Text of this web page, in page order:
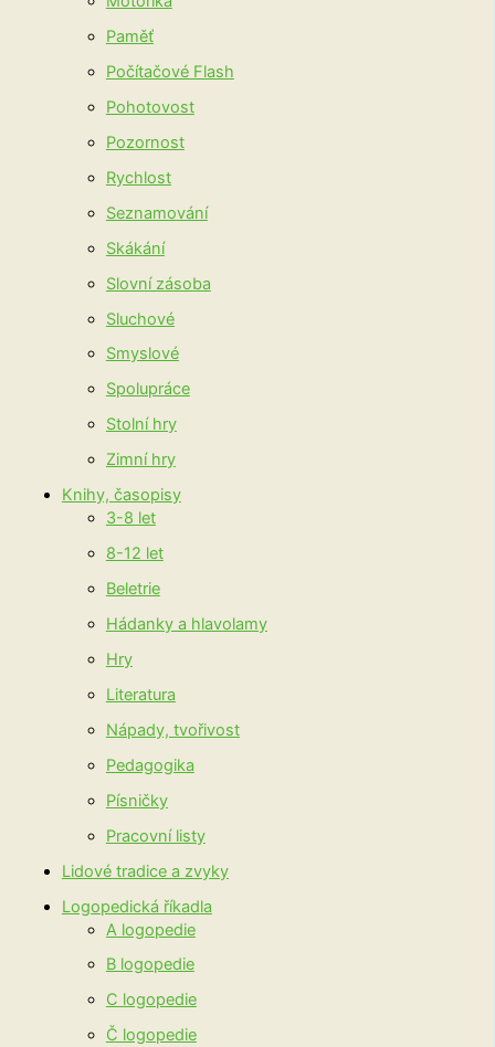
Paměť
Počítačové Flash
Pohotovost
Pozornost
Rychlost
Seznamování
Skákání
Slovní zásoba
Sluchové
Smyslové
Spolupráce
Stolní hry
Zimní hry
Knihy, časopisy
3-8 let
8-12 let
Beletrie
Hádanky a hlavolamy
Hry
Literatura
Nápady, tvořivost
Pedagogika
Písničky
Pracovní listy
Lidové tradice a zvyky
Logopedická říkadla
A logopedie
B logopedie
C logopedie
Č logopedie